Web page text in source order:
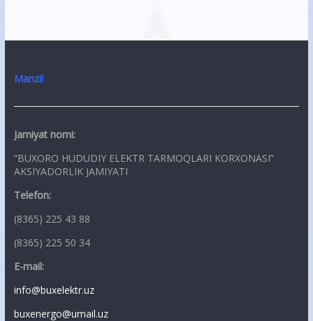
Manzil
Jamiyat nomi:
“BUXORO HUDUDIY ELEKTR TARMOQLARI KORXONASI”
AKSIYADORLIK JAMIYATI
Telefon:
(8365) 225 43 88
(8365) 225 50 34
E-mail:
info@buxelektr.uz
buxenergo@umail.uz